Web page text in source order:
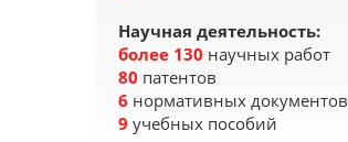
Научная деятельность:
более 130 научных работ
80 патентов
6 нормативных документов
9 учебных пособий